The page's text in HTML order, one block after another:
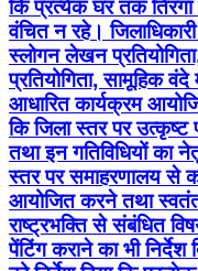
कि प्रत्येक घर तक
वंचित न रहे।
स्लोगन लेखन
प्रतियोगिता, सामूहिक वंदे
आधारित कार्यक्रम
कि जिला स्तर पर उत्कृष्ट
तथा इन गतिविधियों का
स्तर पर समाहरणालय से
आयोजित करने तथा
राष्ट्रभक्ति से संबंधित
पेंटिंग कराने का भी निर्देश